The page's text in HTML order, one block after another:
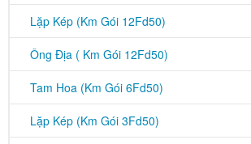
Lặp Kép (Km Gói 12Fd50)
Ông Địa ( Km Gói 12Fd50)
Tam Hoa (Km Gói 6Fd50)
Lặp Kép (Km Gói 3Fd50)